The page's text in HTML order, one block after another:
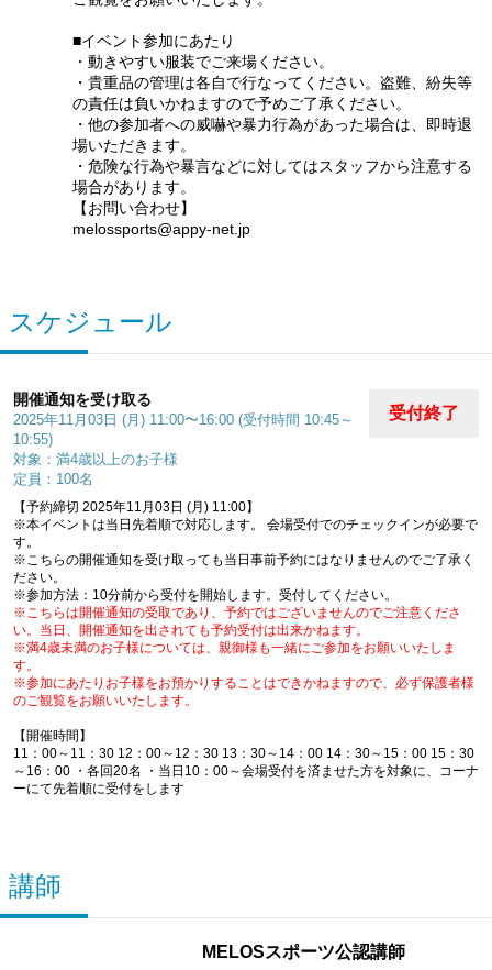
■イベント参加にあたり
・動きやすい服装でご来場ください。
・貴重品の管理は各自で行なってください。盗難、紛失等
の責任は負いかねますので予めご了承ください。
・他の参加者への威嚇や暴力行為があった場合は、即時退
場いただきます。
・危険な行為や暴言などに対してはスタッフから注意する
場合があります。
【お問い合わせ】
melossports@appy-net.jp
スケジュール
開催通知を受け取る
2025年11月03日 (月) 11:00〜16:00 (受付時間 10:45～
10:55)
対象：満4歳以上のお子様
定員：100名
受付終了
【予約締切 2025年11月03日 (月) 11:00】
※本イベントは当日先着順で対応します。 会場受付でのチェックインが必要で
す。
※こちらの開催通知を受け取っても当日事前予約にはなりませんのでご了承く
ださい。
※参加方法：10分前から受付を開始します。受付してください。
※こちらは開催通知の受取であり、予約ではございませんのでご注意くださ
い。当日、開催通知を出されても予約受付は出来かねます。
※満4歳未満のお子様については、親御様も一緒にご参加をお願いいたしま
す。
※参加にあたりお子様をお預かりすることはできかねますので、必ず保護者様
のご観覧をお願いいたします。
【開催時間】
11：00～11：30 12：00～12：30 13：30～14：00 14：30～15：00 15：30
～16：00 ・各回20名 ・当日10：00～会場受付を済ませた方を対象に、コーナ
ーにて先着順に受付をします
講師
MELOSスポーツ公認講師